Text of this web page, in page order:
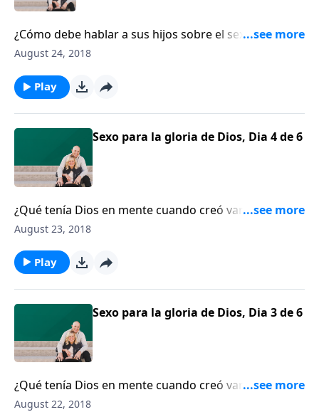
¿Cómo debe hablar a sus hijos sobre el sexo? El
escritur Denny Burk instruye a los padres cómo tener
sexo, según la edad.
August 24, 2018
Play
Sexo para la gloria de Dios, Dia 4 de 6
¿Qué tenía Dios en mente cuando creó varón y
hembra? Denny Burk recuerda a los oyentes que el
nuestra sexualidad exhibe la gloria de Dios.
August 23, 2018
Play
Sexo para la gloria de Dios, Dia 3 de 6
¿Qué tenía Dios en mente cuando creó varón y
hembra? Denny Burk recuerda a los oyentes que el
August 22, 2018